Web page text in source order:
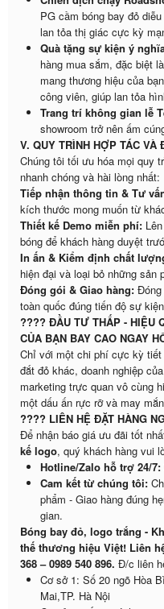
PG cầm bóng bay đỏ
lan tỏa thị giác cực kỳ
Quà tặng sự kiện ý
hàng mua sắm, đặc biệt
mang thương hiệu của
công viên, giúp lan tỏa
Trang trí không gian lễ
showroom trở nên ấm
V. QUY TRÌNH HỢP TÁC VÀ
Chúng tôi tối ưu hóa mọi quy
nhanh chóng và hài lòng nhất:
Tiếp nhận thông tin & Tư
kích thước mong muốn từ
Thiết kế Demo miễn phí:
bóng để khách hàng duyệt
In ấn & Kiểm định chất
hiện đại và loại bỏ những sản
Đóng gói & Giao hàng: Đóng
toàn quốc đúng tiến độ sự
???? ĐẦU TƯ THẤP - HIỆU
CỦA BẠN BAY CAO NGAY
Chỉ với một chi phí cực kỳ
đắt đỏ khác, doanh nghiệp
marketing trực quan vô cùng
một dấu ấn rực rỡ và may
???? LIÊN HỆ ĐẶT HÀNG
Để nhận báo giá ưu đãi tốt
kế logo, quý khách hàng vui
Hotline/Zalo hỗ trợ 24/7:
Cam kết từ chúng tôi:
phẩm - Giao hàng đúng
gian.
Bóng bay đỏ, logo trắng -
thế thương hiệu Việt! Liên
368 – 0989 540 896. Đ/c liên
Cơ sở 1: Số 20 ngõ Hòa
Mai,TP. Hà Nội